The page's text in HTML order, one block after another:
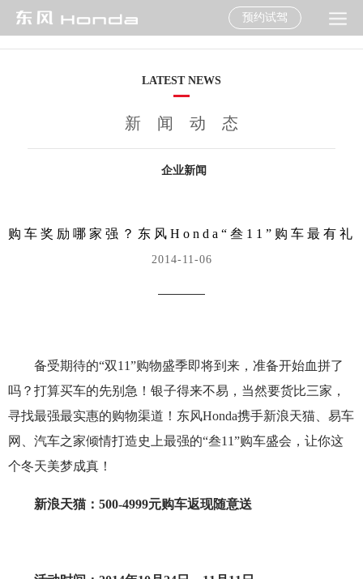
预约试驾
LATEST NEWS
新闻动态
企业新闻
购车奖励哪家强？东风Honda“叁11”购车最有礼
2014-11-06
备受期待的“双11”购物盛季即将到来，准备开始血拼了
吗？打算买车的先别急！银子得来不易，当然要货比三家，
寻找最强最实惠的购物渠道！东风Honda携手新浪天猫、易车
网、汽车之家倾情打造史上最强的“叁11”购车盛会，让你这
个冬天美梦成真！
新浪天猫：500-4999元购车返现随意送